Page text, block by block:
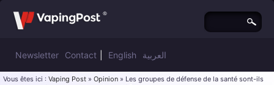
Newsletter Contact English العربية
Vous êtes ici : Vaping Post » Opinion » Les groupes de défense de la santé sont-ils